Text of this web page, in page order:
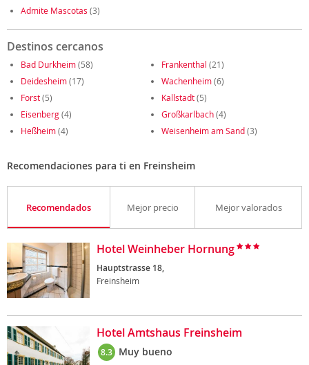
Admite Mascotas (3)
Destinos cercanos
Bad Durkheim(58) Frankenthal (21)
Deidesheim(17) Wachenheim(6)
Forst(5) Kallstadt(5)
Eisenberg(4) Großkarlbach(4)
Heßheim(4) Weisenheim am Sand(3)
Recomendaciones para ti en Freinsheim
Recomendados Mejor precio Mejor valorados
Hotel Weinheber Hornung
Hauptstrasse 18,
Freinsheim
Hotel Amtshaus Freinsheim
8.3 Muy bueno